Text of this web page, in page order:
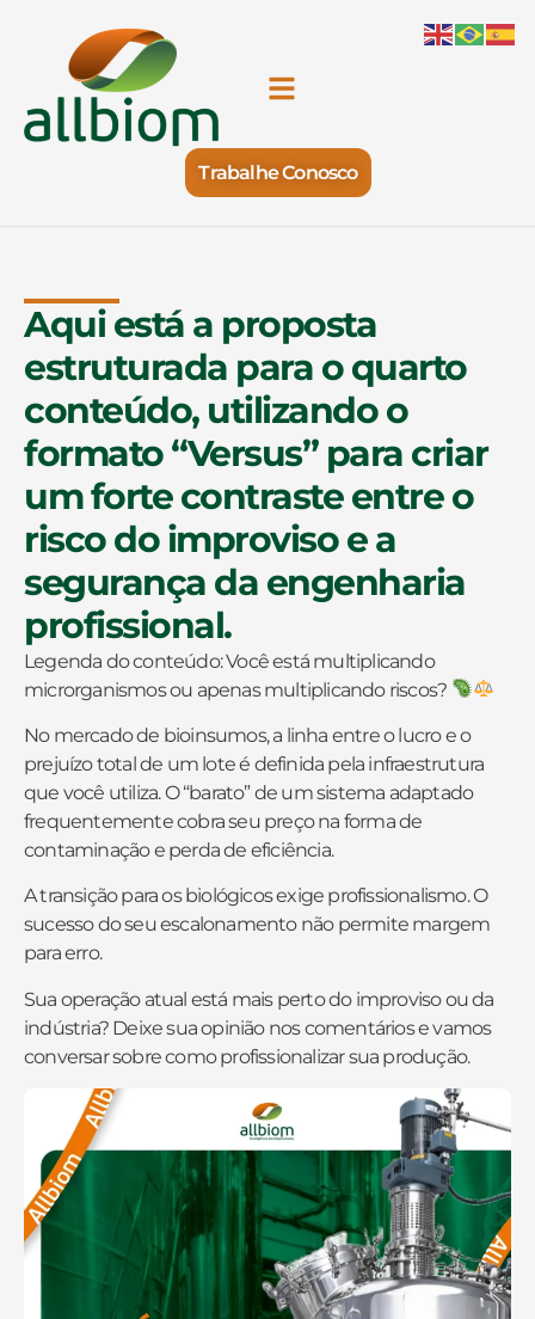
Trabalhe Conosco
Aqui está a proposta
estruturada para o quarto
conteúdo, utilizando o
formato “Versus” para criar
um forte contraste entre o
risco do improviso e a
segurança da engenharia
profissional.
Legenda do conteúdo: Você está multiplicando
microrganismos ou apenas multiplicando riscos?
No mercado de bioinsumos, a linha entre o lucro e o
prejuízo total de um lote é definida pela infraestrutura
que você utiliza. O “barato” de um sistema adaptado
frequentemente cobra seu preço na forma de
contaminação e perda de eficiência.
A transição para os biológicos exige profissionalismo. O
sucesso do seu escalonamento não permite margem
para erro.
Sua operação atual está mais perto do improviso ou da
indústria? Deixe sua opinião nos comentários e vamos
conversar sobre como profissionalizar sua produção.